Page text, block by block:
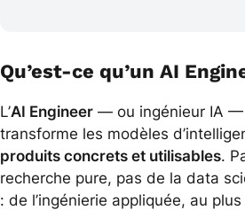
Qu’est-ce qu’un AI
L’AI Engineer — ou ingénieur IA —
transforme les modèles
produits concrets et utilisables.
recherche pure, pas de la data
: de l’ingénierie appliquée, au